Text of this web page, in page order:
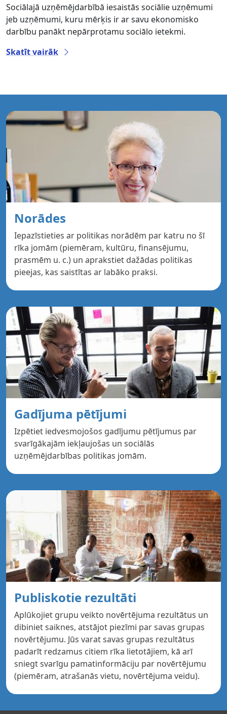
Sociālajā uzņēmējdarbībā iesaistās sociālie uzņēmumi
jeb uzņēmumi, kuru mērķis ir ar savu ekonomisko
darbību panākt nepārprotamu sociālo ietekmi.
Skatīt vairāk
Norādes
Iepazīstieties ar politikas norādēm par katru no šī
rīka jomām (piemēram, kultūru, finansējumu,
prasmēm u. c.) un aprakstiet dažādas politikas
pieejas, kas saistītas ar labāko praksi.
Gadījuma pētījumi
Izpētiet iedvesmojošos gadījumu pētījumus par
svarīgākajām iekļaujošas un sociālās
uzņēmējdarbības politikas jomām.
Publiskotie rezultāti
Aplūkojiet grupu veikto novērtējuma rezultātus un
dibiniet saiknes, atstājot piezīmi par savas grupas
novērtējumu. Jūs varat savas grupas rezultātus
padarīt redzamus citiem rīka lietotājiem, kā arī
sniegt svarīgu pamatinformāciju par novērtējumu
(piemēram, atrašanās vietu, novērtējuma veidu).